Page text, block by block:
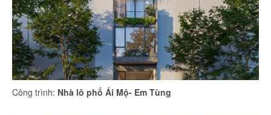
Công trình: Nhà lô phố Ái Mộ- Em Tùng